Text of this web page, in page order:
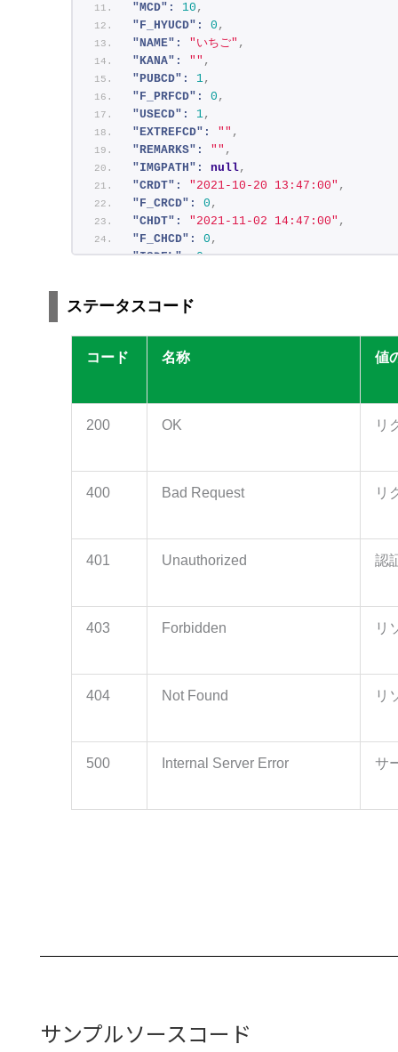
"MCD": 10 ,
"F_HYUCD":
0 ,
"NAME":
"いちご" ,
"KANA":
"" ,
"PUBCD":
1,
"F_PRFCD":
0 ,
"USECD":
1,
"EXTREFCD":
"" ,
"REMARKS":
"" ,
"IMGPATH":
null,
"CRDT":
"2021-10-20 13:47:00" ,
"F_CRCD":
0 ,
"CHDT":
"2021-11-02 14:47:00" ,
"F_CHCD":
0 ,
"ISDEL": 0,
{
"UCD": 80001
"F_PRODCD":
"EXTREFCD": "",
"REMARKS": null,
"F_CRCD": 0,
"CHDT": "2023-05-10 13:55:13"
"NAME":
"石川県"
]
ステータスコード
コード 名称 値
200 OK リ
400 Bad Request リ
401 Unauthorized 認
403 Forbidden リ
404 Not Found リ
500 Internal Server Error サ
サンプルソースコード